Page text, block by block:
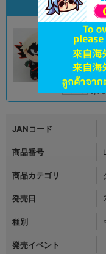
状態 : A
オンライン
JANコード
商品番号
商品カテゴリ
発売日
種別
発売イベント